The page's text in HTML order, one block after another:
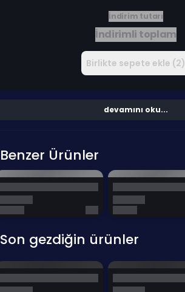
İndirim tutarı
İndirimli toplam
Birlikte sepete ekle (2)
devamını oku...
Benzer Ürünler
Son gezdiğin ürünler